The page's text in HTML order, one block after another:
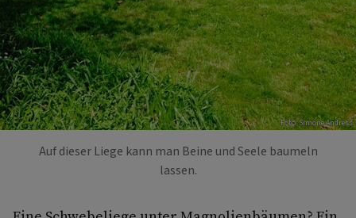
Foto: Simone Andress
Auf dieser Liege kann man Beine und Seele baumeln
lassen.